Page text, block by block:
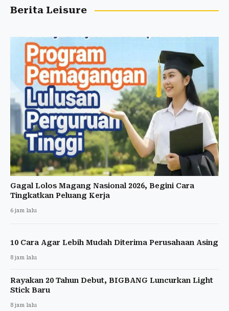
Berita Leisure
Gagal Lolos Magang Nasional 2026, Begini Cara
Tingkatkan Peluang Kerja
6 jam lalu
10 Cara Agar Lebih Mudah Diterima Perusahaan Asing
8 jam lalu
Rayakan 20 Tahun Debut, BIGBANG Luncurkan Light
Stick Baru
8 jam lalu